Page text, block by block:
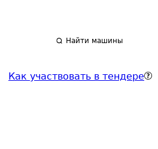
Найти машины
Как участвовать в тендере